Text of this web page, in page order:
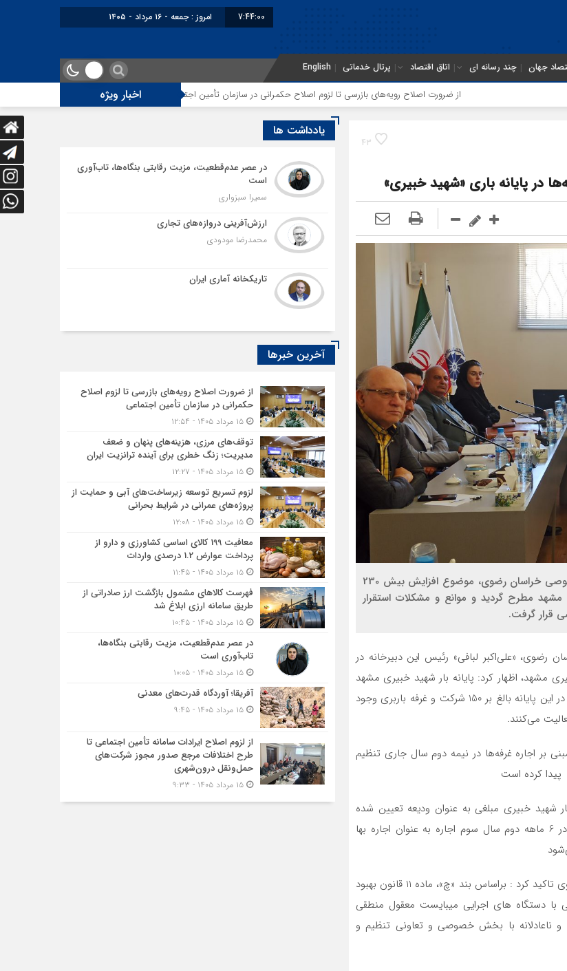
7:44:01 برابر با : Friday - 7 August -
جهان چند رسانه ای اتاق اقتصاد پرتال خدماتی English
اخبار ویژه از ضرورت اصلاح رویه‌های بازرسی تا لزوم اصلاح حکمرانی در سازمان تأمین اجتماعی توقف‌های مرزی، هزینه‌های پنهان و ضعف مدیریت؛
43
در سی‌ویکمین جلسه دبیرخانه شورای گفت‌وگوی دولت و بخش خصوصی خراسان رضوی، موضوع افزایش بیش 230
مطرح گردید و موانع و مشکلات استقرار
قرار گرفت.
رضوی، «علی‌اکبر لبافی» رئیس این دبیرخانه در
مشهد، اظهار کرد: پایانه ‌بار شهید خبیری مشهد
متعلق به اداره کل راهداری و حمل و نقل جاده‌ای خراسان رضوی است. در این پایانه بالغ بر 150 شرکت و غرفه باربری وجود
می‌کنند.
بر اجاره غرفه‌ها در نیمه دوم سال جاری تنظیم
پیدا کرده است
بار شهید خبیری مبلغی به عنوان ودیعه تعیین شده
است، تاکید کرد: مبلغ ودیعه پس از عقد قرارداد اجاره‌نامه، دریافت و در 6 ماهه دوم سال سوم اجاره به عنوان اجاره بها
رئیس دبیرخانه شورای گفت‌وگوی دولت و بخش خصوصی خراسان رضوی تاکید کرد : براساس بند «چ»، ماده 11 قانون بهبود
دستگاه های اجرایی میبایست معقول منطقی
و ناعادلانه با بخش خصوصی و تعاونی تنظیم و
یادداشت ها
در عصر عدم‌قطعیت، مزیت رقابتی بنگاه‌ها، تاب‌آوری
است
سمیرا سبزواری
ارزش‌آفرینی دروازه‌های تجاری
محمدرضا مودودی
تاریکخانه آماری ایران
آخرین خبرها
از ضرورت اصلاح رویه‌های بازرسی تا لزوم اصلاح
حکمرانی در سازمان تأمین اجتماعی
۱۵ مرداد ۱۴۰۵ - ۱۲:۵۴
توقف‌های مرزی، هزینه‌های پنهان و ضعف
مدیریت؛ زنگ خطری برای آینده ترانزیت ایران
۱۵ مرداد ۱۴۰۵ - ۱۲:۲۷
لزوم تسریع توسعه زیرساخت‌های آبی و حمایت از
پروژه‌های عمرانی در شرایط بحرانی
۱۵ مرداد ۱۴۰۵ - ۱۲:۰۸
معافیت 199 کالای اساسی کشاورزی و دارو از
پرداخت عوارض 1.2 درصدی واردات
۱۵ مرداد ۱۴۰۵ - ۱۱:۴۵
فهرست کالاهای مشمول بازگشت ارز صادراتی از
طریق سامانه ارزی ابلاغ شد
۱۵ مرداد ۱۴۰۵ - ۱۰:۴۵
در عصر عدم‌قطعیت، مزیت رقابتی بنگاه‌ها،
تاب‌آوری است
۱۵ مرداد ۱۴۰۵ - ۱۰:۰۵
آفریقا؛ آوردگاه قدرت‌های معدنی
۱۵ مرداد ۱۴۰۵ - ۹:۴۵
از لزوم اصلاح ایرادات سامانه تأمین اجتماعی تا
طرح اختلافات مرجع صدور مجوز شرکت‌های
حمل‌ونقل درون‌شهری
۱۵ مرداد ۱۴۰۵ - ۹:۳۳